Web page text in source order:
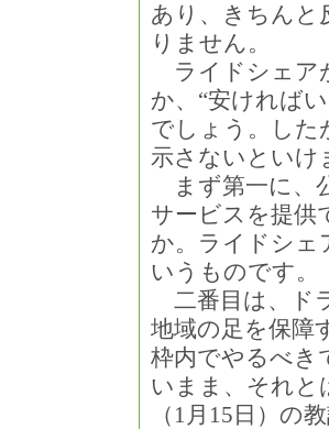
あり、きちんと
りません。
ライドシェア
か、“安ければ
でしょう。した
示さないといけ
まず第一に、
サービスを提供
か。ライドシェ
いうものです。
二番目は、ド
地域の足を保障
枠内でやるべき
いまま、それと
（1月15日）の